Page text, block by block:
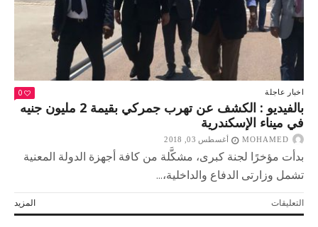
اخبار عاجلة 0
بالفيديو : الكشف عن تهرب جمركي بقيمة 2 مليون جنيه
في ميناء الإسكندرية
MOHAMED أغسطس 03, 2018
بدأت مؤخرًا لجنة كبرى، مشكَّلة من كافة أجهزة الدولة المعنية
تشمل وزارتى الدفاع والداخلية،...
المزيد التعليقاتعلى
بالفيديو